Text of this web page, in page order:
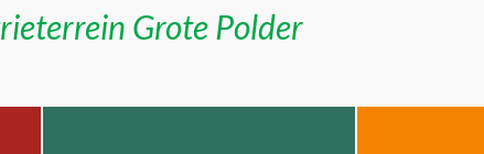
Grote Polder